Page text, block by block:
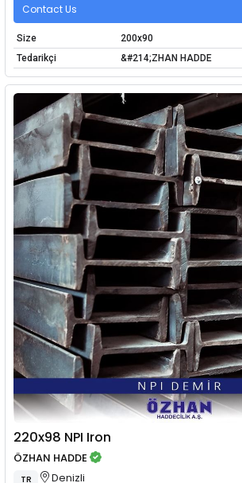
Contact Us
Size
200x90
Tedarikçi
&#214;ZHAN HADDE
220x98 NPI Iron
ÖZHAN HADDE
TR Denizli